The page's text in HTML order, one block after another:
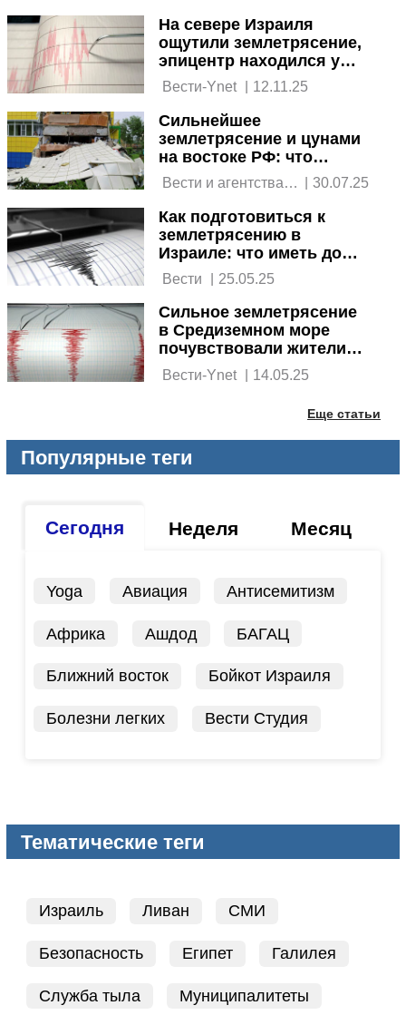
На севере Израиля
ощутили землетрясение,
эпицентр находился у
берегов Кипра
Вести-Ynet 12.11.25
Сильнейшее
землетрясение и цунами
на востоке РФ: что
известно
Вести и агентства
| 30.07.25
Как подготовиться к
землетрясению в
Израиле: что иметь дома
и как себя вести
| 25.05.25
Сильное землетрясение
в Средиземном море
почувствовали жители
Израиля
Вести-Ynet | 14.05.25
Еще статьи
Популярные теги
Сегодня Неделя Месяц
Yoga Авиация Антисемитизм
Африка Ашдод БАГАЦ
Ближний восток Бойкот Израиля
Болезни легких Вести Студия
Тематические теги
Израиль Ливан СМИ
Безопасность Египет Галилея
Служба тыла Муниципалитеты